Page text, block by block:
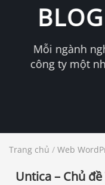
Mỗi ngành
công ty một
Trang chủ / Web
Untica – Chủ